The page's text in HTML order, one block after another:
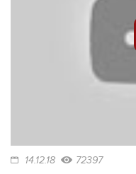
14.12.18 72397